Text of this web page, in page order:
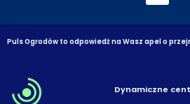
Puls Ogrodów to odpowiedź na Wasz apel o